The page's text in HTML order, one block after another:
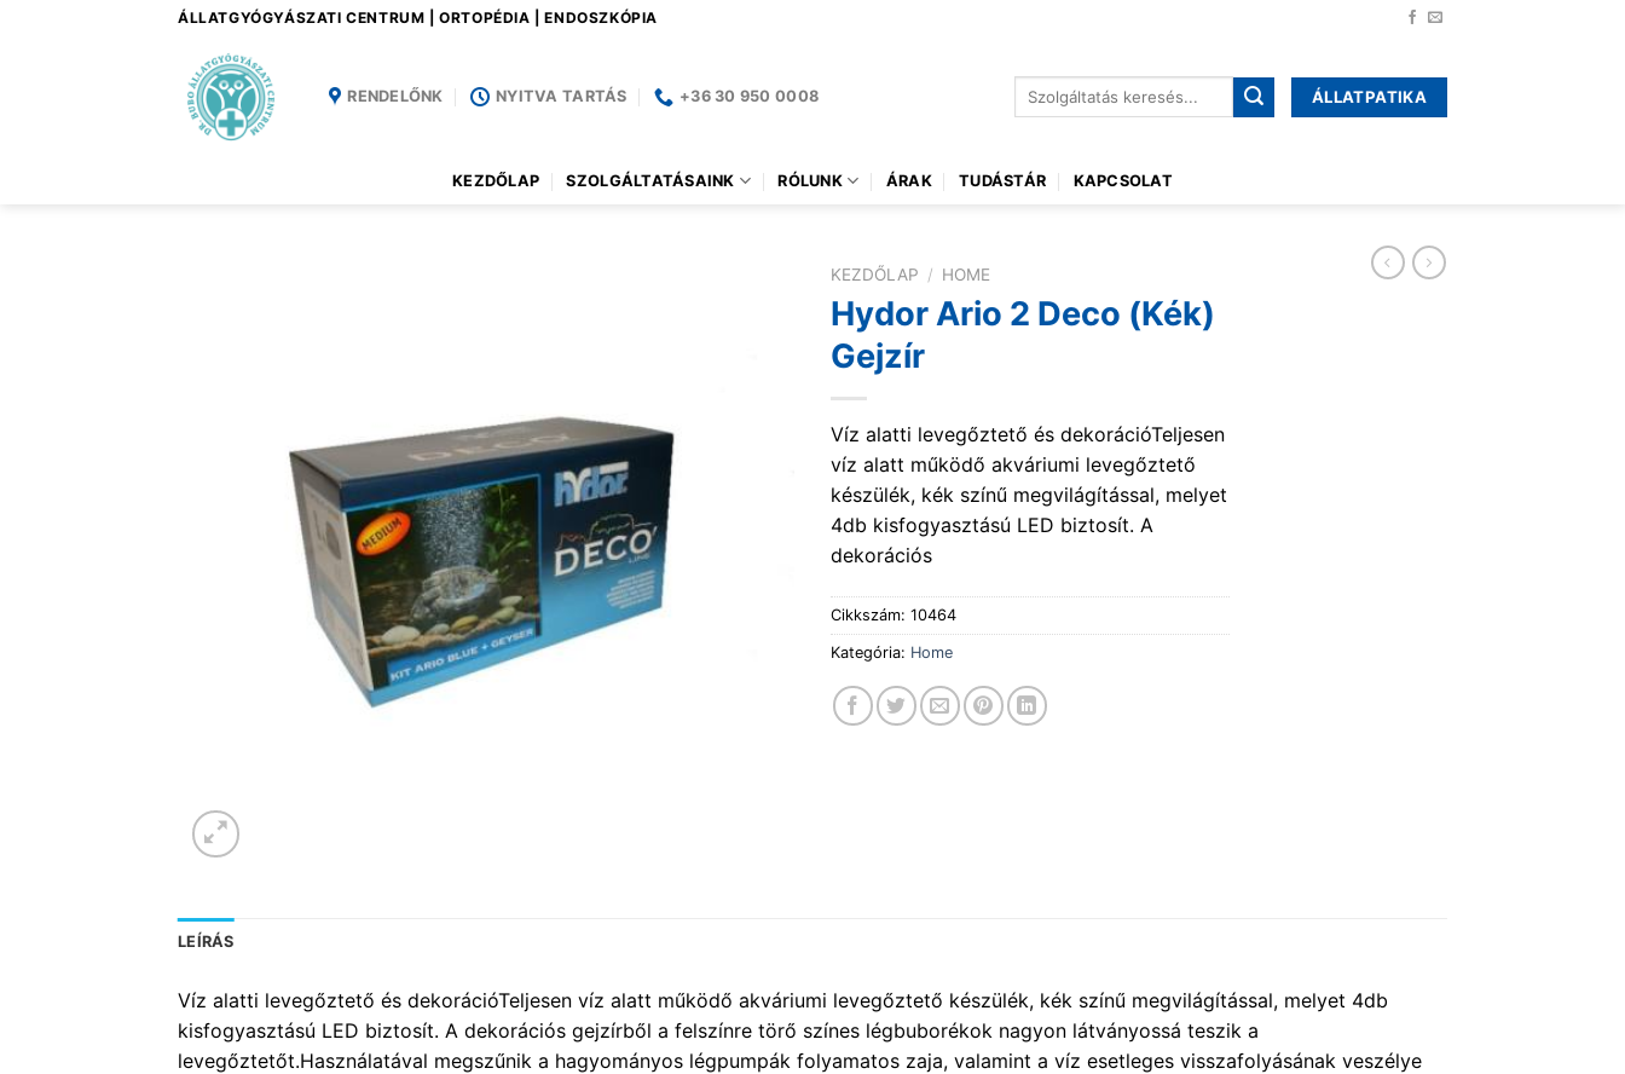
ÁLLATGYÓGYÁSZATI CENTRUM | ORTOPÉDIA | ENDOSZKÓPIA
RENDELŐNK NYITVA TARTÁS +36 30 950 0008
Keresés
ÁLLATPATIKA
KEZDŐLAP SZOLGÁLTATÁSAINK RÓLUNK ÁRAK TUDÁSTÁR KAPCSOLAT
KEZDŐLAP / HOME
Hydor Ario 2 Deco (Kék)
Gejzír
Víz alatti levegőztető és dekorációTeljesen
víz alatt működő akváriumi levegőztető
készülék, kék színű megvilágítással, melyet
4db kisfogyasztású LED biztosít. A
dekorációs
Cikkszám: 10464
Kategória: Home
LEÍRÁS
Víz alatti levegőztető és dekorációTeljesen víz alatt működő akváriumi levegőztető készülék, kék színű megvilágítással, melyet 4db
kisfogyasztású LED biztosít. A dekorációs gejzírből a felszínre törő színes légbuborékok nagyon látványossá teszik a
levegőztetőt.Használatával megszűnik a hagyományos légpumpák folyamatos zaja, valamint a víz esetleges visszafolyásának veszélye